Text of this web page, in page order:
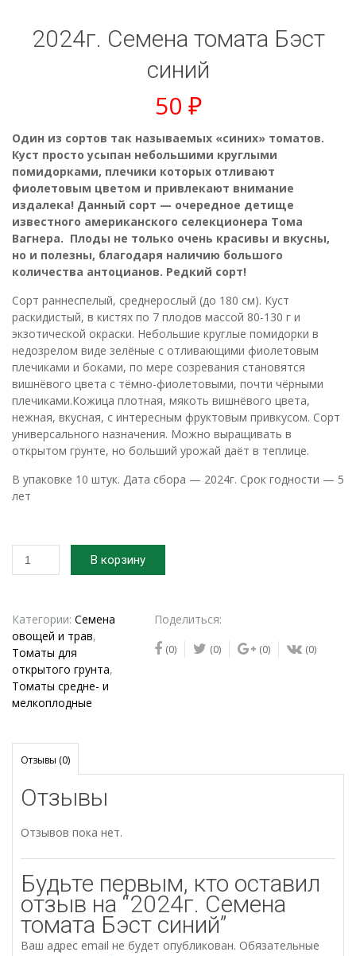
2024г. Семена томата Бэст
синий
50 ₽
Один из сортов так называемых «синих» томатов.
Куст просто усыпан небольшими круглыми
помидорками, плечики которых отливают
фиолетовым цветом и привлекают внимание
издалека! Данный сорт — очередное детище
известного американского селекционера Тома
Вагнера. Плоды не только очень красивы и вкусны,
но и полезны, благодаря наличию большого
количества антоцианов. Редкий сорт!
Сорт раннеспелый, среднерослый (до 180 см). Куст
раскидистый, в кистях по 7 плодов массой 80-130 г и
экзотической окраски. Небольшие круглые помидорки в
недозрелом виде зелёные с отливающими фиолетовым
плечиками и боками, по мере созревания становятся
вишнёвого цвета с тёмно-фиолетовыми, почти чёрными
плечиками.Кожица плотная, мякоть вишнёвого цвета,
нежная, вкусная, с интересным фруктовым привкусом. Сорт
универсального назначения. Можно выращивать в
открытом грунте, но больший урожай даёт в теплице.
В упаковке 10 штук. Дата сбора — 2024г. Срок годности — 5
лет
Количество
товара
томата
Бэст
синий
В корзину
Категории: Семена
овощей и трав,
Томаты для
открытого грунта,
Томаты средне- и
мелкоплодные
Поделиться:
(0) (0) (0) (0)
Отзывы (0)
Отзывы
Отзывов пока нет.
Будьте первым, кто оставил
отзыв на “2024г. Семена
томата Бэст синий”
Ваш адрес email не будет опубликован. Обязательные